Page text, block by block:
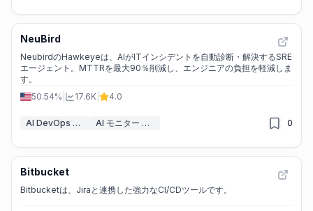
NeuBird
NeubirdのHawkeyeは、AIがITインシデントを自動診断・解決するSRE
エージェント。MTTRを最大90％削減し、エンジニアの負担を軽減しま
す。
50.54%
17.6K 4.0
AI DevOps アシスタント AI モニター & レポートビルダー 0
Bitbucket
Bitbucketは、Jiraと連携した強力なCI/CDツールです。